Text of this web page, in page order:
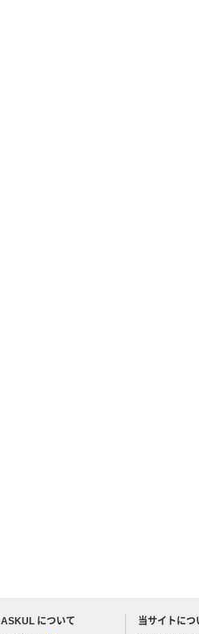
ASKUL について
当サイトにつ
アスクルについてお気軽にご質問ください